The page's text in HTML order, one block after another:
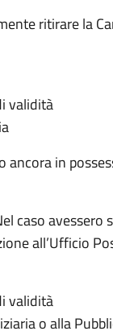
ritirare la
validità
in
caso
all’Ufficio
validità
o alla